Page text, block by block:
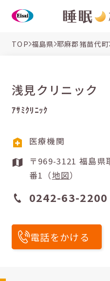
TOP 福島県 耶麻郡猪苗代町
浅見クリニック
ｱｻﾐｸﾘﾆｯｸ
医療機関
〒969-3121 福島県耶麻郡猪苗代町字芦原84
番1（地図）
0242-63-2200
電話をかける